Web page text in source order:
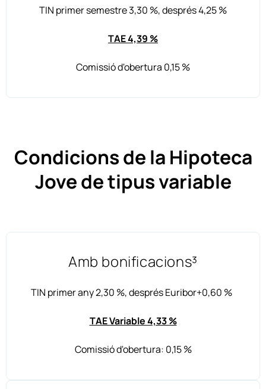
TIN primer semestre 3,30 %, després 4,25 %
TAE 4,39 %
Comissió d'obertura 0,15 %
Condicions de la Hipoteca
Jove de tipus variable
Amb bonificacions³
TIN primer any 2,30 %, després Euribor+0,60 %
TAE Variable 4,33 %
Comissió d'obertura: 0,15 %